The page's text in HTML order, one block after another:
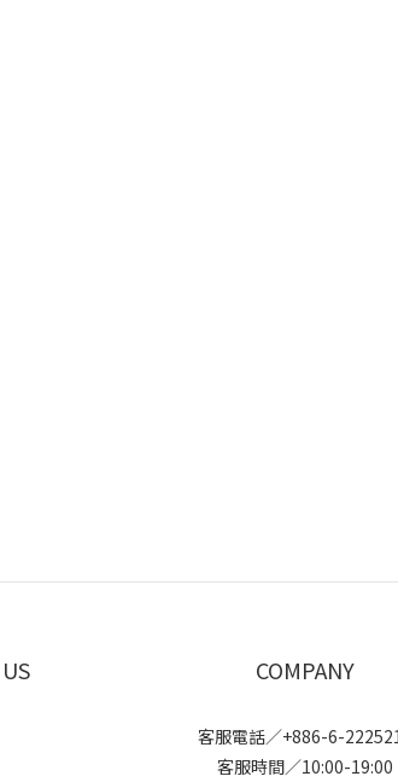
COMPANY
客服電話／+886-6-
客服時間／10:00-19:00